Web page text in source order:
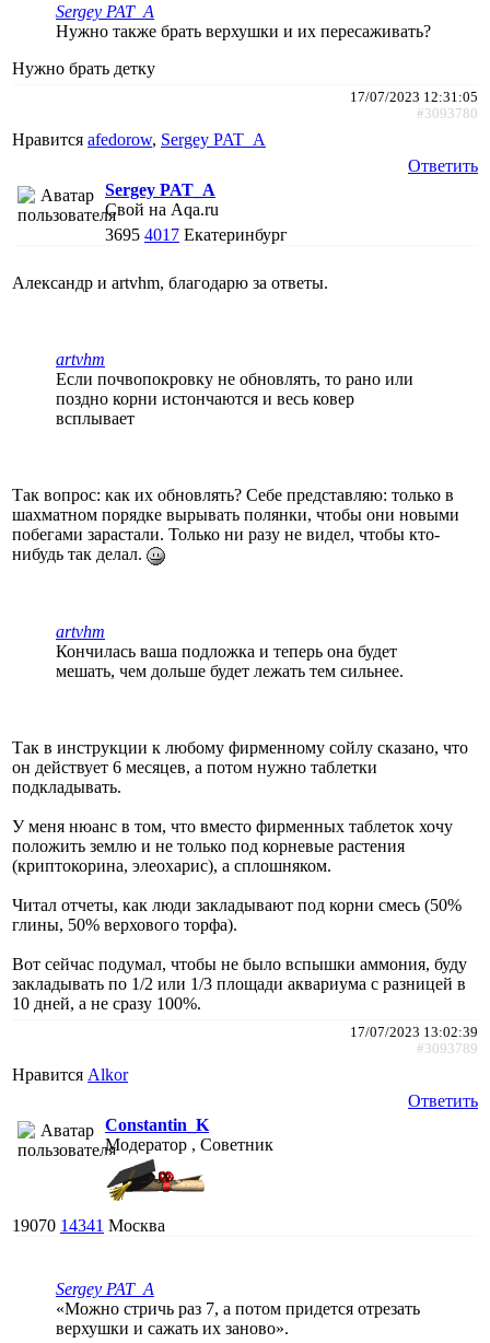
Sergey PAT_A
Нужно также брать верхушки и их пересаживать?
Нужно брать детку
17/07/2023 12:31:05
#3093780
Нравится afedorow, Sergey PAT_A
Ответить
Sergey PAT_A
Свой на Aqa.ru
3695 4017 Екатеринбург
Александр и artvhm, благодарю за ответы.
artvhm
Если почвопокровку не обновлять, то рано или
поздно корни истончаются и весь ковер
всплывает
Так вопрос: как их обновлять? Себе представляю: только в
шахматном порядке вырывать полянки, чтобы они новыми
побегами зарастали. Только ни разу не видел, чтобы кто-
нибудь так делал.
artvhm
Кончилась ваша подложка и теперь она будет
мешать, чем дольше будет лежать тем сильнее.
Так в инструкции к любому фирменному сойлу сказано, что
он действует 6 месяцев, а потом нужно таблетки
подкладывать.
У меня нюанс в том, что вместо фирменных таблеток хочу
положить землю и не только под корневые растения
(криптокорина, элеохарис), а сплошняком.
Читал отчеты, как люди закладывают под корни смесь (50%
глины, 50% верхового торфа).
Вот сейчас подумал, чтобы не было вспышки аммония, буду
закладывать по 1/2 или 1/3 площади аквариума с разницей в
10 дней, а не сразу 100%.
17/07/2023 13:02:39
#3093789
Нравится Alkor
Ответить
Constantin_K
Модератор , Советник
19070 14341 Москва
Sergey PAT_A
«Можно стричь раз 7, а потом придется отрезать
верхушки и сажать их заново».